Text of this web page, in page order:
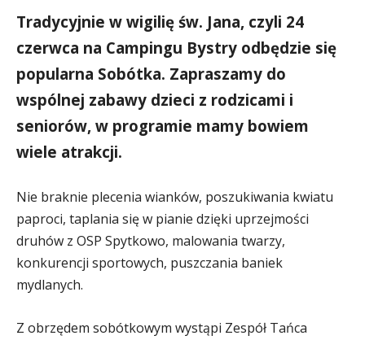
Tradycyjnie w wigilię św. Jana, czyli 24
czerwca na Campingu Bystry odbędzie się
popularna Sobótka. Zapraszamy do
wspólnej zabawy dzieci z rodzicami i
seniorów, w programie mamy bowiem
wiele atrakcji.
Nie braknie plecenia wianków, poszukiwania kwiatu
paproci, taplania się w pianie dzięki uprzejmości
druhów z OSP Spytkowo, malowania twarzy,
konkurencji sportowych, puszczania baniek
mydlanych.
Z obrzędem sobótkowym wystąpi Zespół Tańca